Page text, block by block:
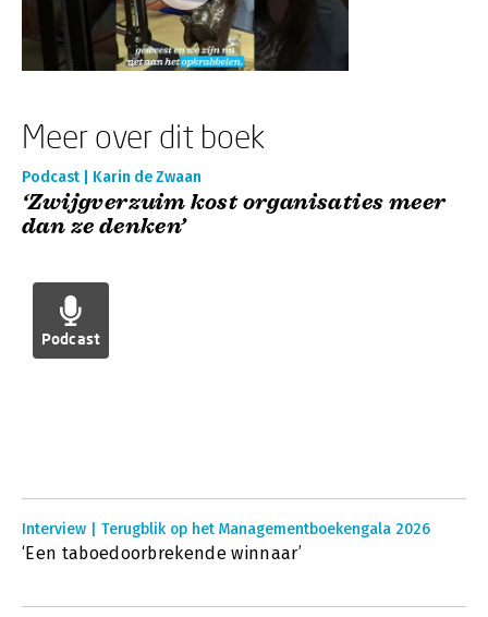
Meer over dit boek
Podcast | Karin de Zwaan
‘Zwijgverzuim kost organisaties meer
dan ze denken’
Podcast
Interview | Terugblik op het Managementboekengala 2026
‘Een taboedoorbrekende winnaar’